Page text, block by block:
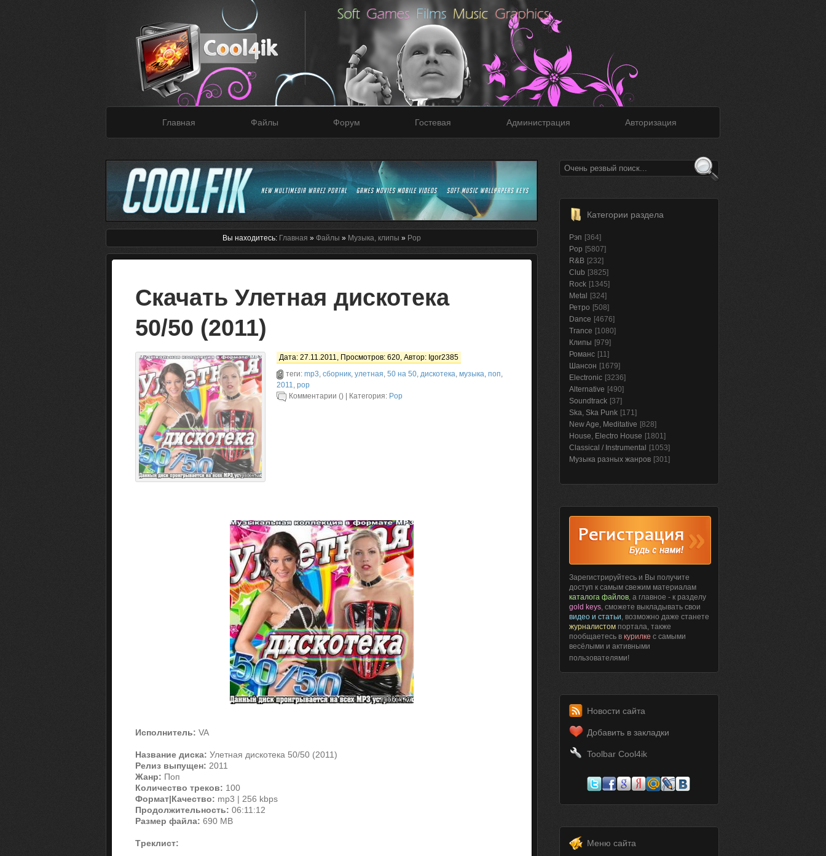
Главная Файлы Форум Гостевая Администрация Авторизация
Вы находитесь: Главная » Файлы » Музыка, клипы » Pop
Скачать Улетная дискотека
50/50 (2011)
Дата: 27.11.2011, Просмотров: 620, Автор: Igor2385
теги: mp3, сборник, улетная, 50 на 50, дискотека, музыка, поп,
2011, pop
Комментарии () | Категория: Pop
Исполнитель: VA
Название диска: Улетная дискотека 50/50 (2011)
Релиз выпущен: 2011
Жанр: Поп
Количество треков: 100
Формат|Качество: mp3 | 256 kbps
Продолжительность: 06:11:12
Размер файла: 690 MB
Tреклист:
Категории раздела
Рэп [364]
Pop [5807]
R&B [232]
Club [3825]
Rock [1345]
Metal
[324]
Ретро [508]
Dance [4676]
Trance [1080]
Клипы [979]
Романс [11]
Шансон [1679]
Electronic [3236]
Alternative [490]
Soundtrack [37]
Ska, Ska Punk [171]
New Age, Meditative [828]
House, Electro House [1801]
Classical / Instrumental
[1053]
Музыка разных жанров [301]
Зарегистрируйтесь и Вы получите
доступ к самым свежим материалам
каталога файлов, а главное - к разделу
gold keys, сможете выкладывать свои
видео и статьи, возможно даже станете
журналистом портала, также
пообщаетесь в курилке с самыми
весёлыми и активными
пользователями!
Новости сайта
Добавить в закладки
Toolbar Cool4ik
Меню сайта